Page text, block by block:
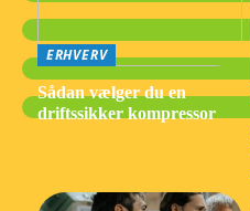
ERHVERV
Sådan vælger du en
driftssikker kompressor